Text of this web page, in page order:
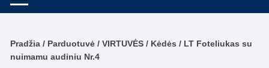
Pradžia / Parduotuvė /VIRTUVĖS / Kėdės / LT Foteliukas su
nuimamu audiniu Nr.4